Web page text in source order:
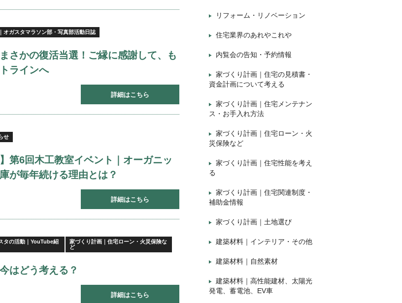
オガスタマラソン部・写真部活動日誌
さかの復活当選！ご縁に感謝して、も
ラインへ
詳細はこちら
せ
】第6回木工教室イベント｜オーガニッ
が毎年続ける理由とは？
詳細はこちら
タの活動｜YouTube紹
家づくり計画｜住宅ローン・火災保険な
ど
はどう考える？
詳細はこちら
リフォーム・リノベーション
住宅業界のあれやこれや
内覧会の告知・予約情報
家づくり計画｜住宅の見積書・
資金計画について考える
家づくり計画｜住宅メンテナン
ス・お手入れ方法
家づくり計画｜住宅ローン・火
災保険など
家づくり計画｜住宅性能を考え
る
家づくり計画｜住宅関連制度・
補助金情報
家づくり計画｜土地選び
建築材料｜インテリア・その他
建築材料｜自然素材
建築材料｜高性能建材、太陽光
発電、蓄電池、EV車